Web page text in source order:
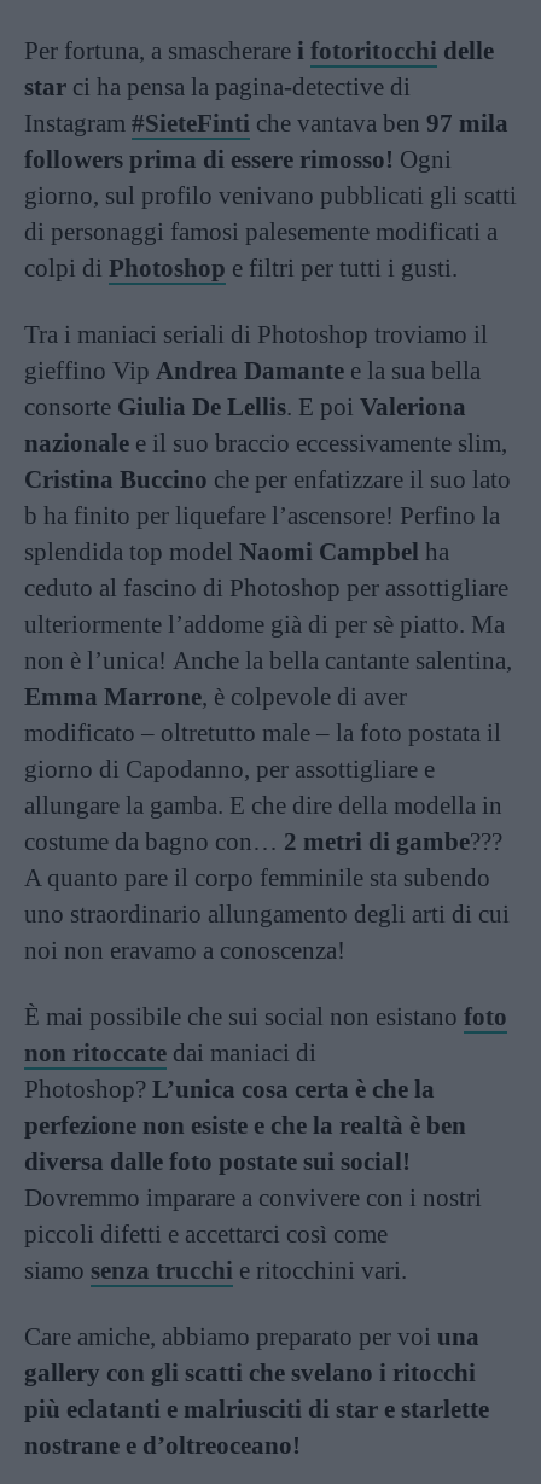
Per fortuna, a smascherare i fotoritocchi delle
star ci ha pensa la pagina-detective di
Instagram #SieteFinti che vantava ben 97 mila
followers prima di essere rimosso! Ogni
giorno, sul profilo venivano pubblicati gli scatti
di personaggi famosi palesemente modificati a
colpi di Photoshop e filtri per tutti i gusti.
Tra i maniaci seriali di Photoshop troviamo il
gieffino Vip Andrea Damante e la sua bella
consorte Giulia De Lellis. E poi Valeriona
nazionale e il suo braccio eccessivamente slim,
Cristina Buccino che per enfatizzare il suo lato
b ha finito per liquefare l’ascensore! Perfino la
splendida top model Naomi Campbel ha
ceduto al fascino di Photoshop per assottigliare
ulteriormente l’addome già di per sè piatto. Ma
non è l’unica! Anche la bella cantante salentina,
Emma Marrone, è colpevole di aver
modificato – oltretutto male – la foto postata il
giorno di Capodanno, per assottigliare e
allungare la gamba. E che dire della modella in
costume da bagno con… 2 metri di gambe???
A quanto pare il corpo femminile sta subendo
uno straordinario allungamento degli arti di cui
noi non eravamo a conoscenza!
È mai possibile che sui social non esistano foto
non ritoccate dai maniaci di
Photoshop? L’unica cosa certa è che la
perfezione non esiste e che la realtà è ben
diversa dalle foto postate sui social!
Dovremmo imparare a convivere con i nostri
piccoli difetti e accettarci così come
siamo senza trucchi e ritocchini vari.
Care amiche, abbiamo preparato per voi una
gallery con gli scatti che svelano i ritocchi
più eclatanti e malriusciti di star e starlette
nostrane e d’oltreoceano!